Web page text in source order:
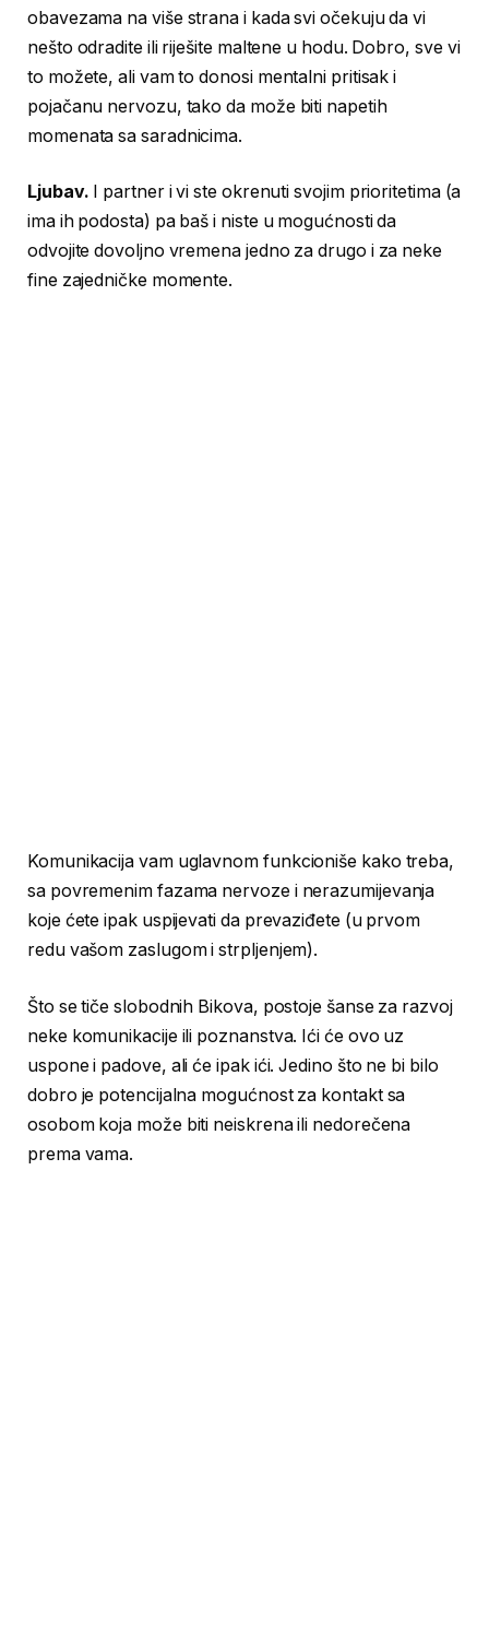
obavezama na više strana i kada svi očekuju da vi
nešto odradite ili riješite maltene u hodu. Dobro, sve vi
to možete, ali vam to donosi mentalni pritisak i
pojačanu nervozu, tako da može biti napetih
momenata sa saradnicima.
Ljubav. I partner i vi ste okrenuti svojim prioritetima (a
ima ih podosta) pa baš i niste u mogućnosti da
odvojite dovoljno vremena jedno za drugo i za neke
fine zajedničke momente.
Komunikacija vam uglavnom funkcioniše kako treba,
sa povremenim fazama nervoze i nerazumijevanja
koje ćete ipak uspijevati da prevaziđete (u prvom
redu vašom zaslugom i strpljenjem).
Što se tiče slobodnih Bikova, postoje šanse za razvoj
neke komunikacije ili poznanstva. Ići će ovo uz
uspone i padove, ali će ipak ići. Jedino što ne bi bilo
dobro je potencijalna mogućnost za kontakt sa
osobom koja može biti neiskrena ili nedorečena
prema vama.